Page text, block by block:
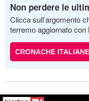
Non perdere le
Clicca sull’argomento
terremo aggiornato
CRONACHE ITALIANE